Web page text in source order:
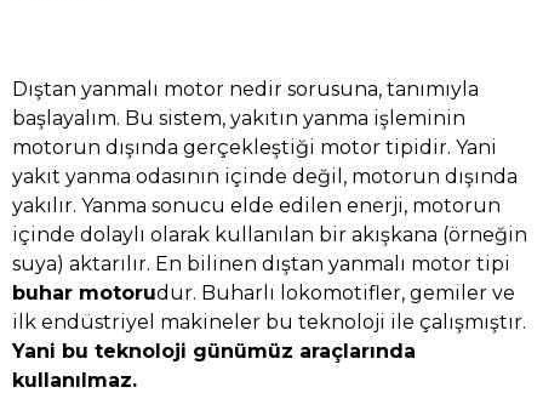
Dıştan yanmalı motor nedir sorusuna, tanımıyla
başlayalım. Bu sistem, yakıtın yanma işleminin
motorun dışında gerçekleştiği motor tipidir. Yani
yakıt yanma odasının içinde değil, motorun dışında
yakılır. Yanma sonucu elde edilen enerji, motorun
içinde dolaylı olarak kullanılan bir akışkana (örneğin
suya) aktarılır. En bilinen dıştan yanmalı motor tipi
buhar motorudur. Buharlı lokomotifler, gemiler ve
ilk endüstriyel makineler bu teknoloji ile çalışmıştır.
Yani bu teknoloji günümüz araçlarında
kullanılmaz.